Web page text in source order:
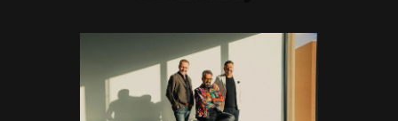
JEDEN NA DVOCH
Show program
Juraj Šoko Tabaček
Michal Hudák
Čekovský